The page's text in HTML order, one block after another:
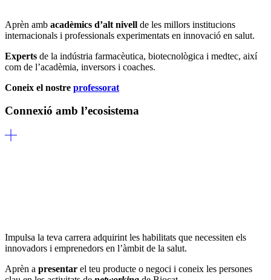
Aprèn amb acadèmics d’alt nivell de les millors institucions
internacionals i professionals experimentats en innovació en salut.
Experts de la indústria farmacèutica, biotecnològica i medtec, així
com de l’acadèmia, inversors i coaches.
Coneix el nostre professorat
Connexió amb l’ecosistema
Impulsa la teva carrera adquirint les habilitats que necessiten els
innovadors i emprenedors en l’àmbit de la salut.
Aprèn a presentar el teu producte o negoci i coneix les persones